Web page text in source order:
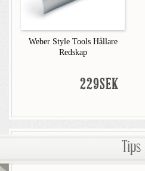
Weber Style Tools Hållare
Redskap
229SEK
Tips